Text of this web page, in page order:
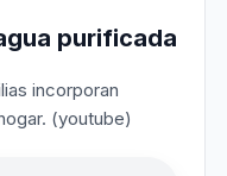
purificada
incorporan
(youtube)